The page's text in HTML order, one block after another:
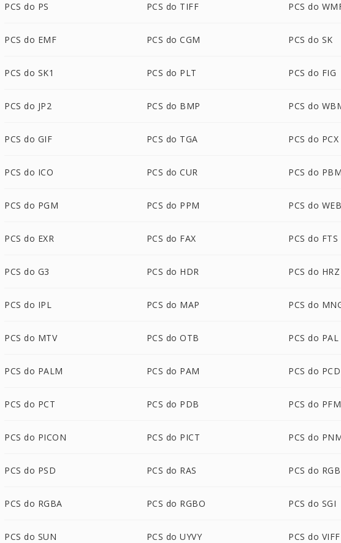
PCS do PS PCS do TIFF PCS do
PCS do EMF PCS do CGM PCS do SK
PCS do SK1 PCS do PLT PCS do FIG
PCS do JP2 PCS do BMP PCS do
PCS do GIF PCS do TGA PCS do PCX
PCS do ICO PCS do CUR PCS do
PCS do PGM PCS do PPM PCS do
PCS do EXR PCS do FAX PCS do FTS
PCS do G3 PCS do HDR PCS do HRZ
PCS do IPL PCS do MAP PCS do
PCS do MTV PCS do OTB PCS do PAL
PCS do PALM PCS do PAM PCS do PCD
PCS do PCT PCS do PDB PCS do PFM
PCS do PICON PCS do PICT PCS do
PCS do PSD PCS do RAS PCS do RGB
PCS do RGBA PCS do RGBO PCS do SGI
PCS do SUN PCS do UYVY PCS do VIFF